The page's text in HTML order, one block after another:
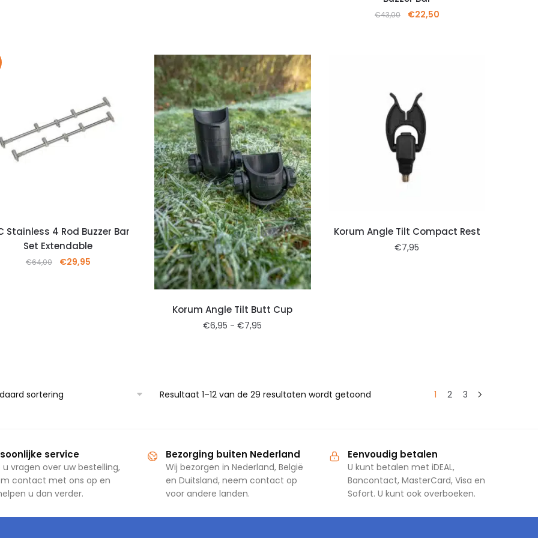
€43,00 €22,50
Stainless 4 Rod Buzzer Bar
Set Extendable
€64,00 €29,95
Korum Angle Tilt Butt Cup
€6,95 - €7,95
Korum Angle Tilt Compact Rest
€7,95
Resultaat 1–12 van de 29 resultaten wordt getoond 1 2 3
service
u vragen over uw bestelling,
contact met ons op en
u dan verder.
Bezorging buiten Nederland
Wij bezorgen in Nederland, België
en Duitsland, neem contact op
voor andere landen.
Eenvoudig betalen
U kunt betalen met iDEAL,
Bancontact, MasterCard, Visa en
Sofort. U kunt ook overboeken.